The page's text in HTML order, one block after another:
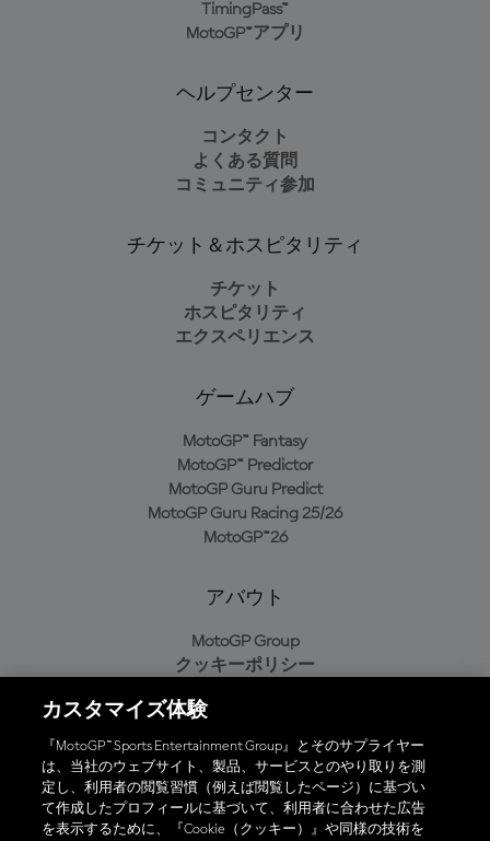
TimingPass™
MotoGP™アプリ
ヘルプセンター
コンタクト
よくある質問
コミュニティ参加
チケット＆ホスピタリティ
チケット
ホスピタリティ
エクスペリエンス
ゲームハブ
MotoGP™ Fantasy
MotoGP™ Predictor
MotoGP Guru Predict
MotoGP Guru Racing 25/26
MotoGP™26
アバウト
MotoGP Group
クッキーポリシー
プライバシーポリシー
購入ポリシー
オフィシャルアプリ
カスタマイズ体験
『MotoGP™ Sports Entertainment Group』とそのサプライヤー
は、当社のウェブサイト、製品、サービスとのやり取りを測
定し、利用者の閲覧習慣（例えば閲覧したページ）に基づい
て作成したプロフィールに基づいて、利用者に合わせた広告
を表示するために、『Cookie（クッキー）』や同様の技術を